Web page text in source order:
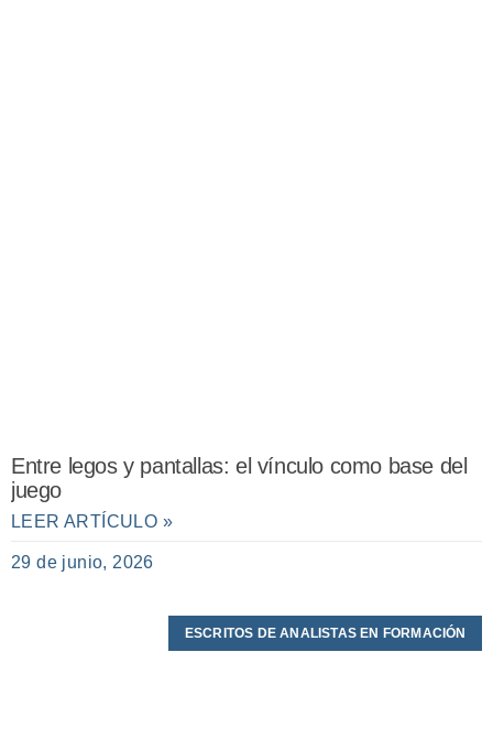
Entre legos y pantallas: el vínculo como base del
juego
LEER ARTÍCULO »
29 de junio, 2026
ESCRITOS DE ANALISTAS EN FORMACIÓN